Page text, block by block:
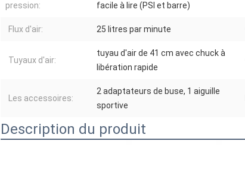
pression:
facile à lire (PSI et barre)
Flux d'air: 25 litres par minute
Tuyaux d'air:
tuyau d'air de 41 cm avec chuck à
libération rapide
Les accessoires:
2 adaptateurs de buse, 1 aiguille
sportive
Description du produit